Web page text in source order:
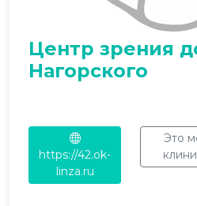
Центр зрения
Нагорского
https://42.ok-
linza.ru
Это